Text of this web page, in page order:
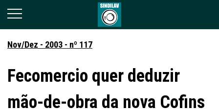
Nov/Dez - 2003 - nº 117
Fecomercio quer deduzir
mão-de-obra da nova Cofins